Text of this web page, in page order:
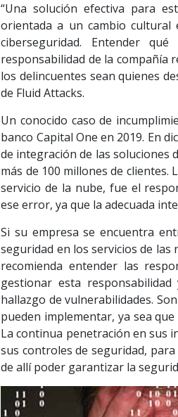
“Una solución efectiva para
orientada a un cambio cultural
ciberseguridad. Entender
responsabilidad de la compañía
los delincuentes sean quienes
de Fluid Attacks.
Un conocido caso de
banco Capital One en 2019. En
de integración de las soluciones
más de 100 millones de
servicio de la nube, fue el
ese error, ya que la adecuada
Si su empresa se encuentra
seguridad en los servicios de las
recomienda entender las
gestionar esta
hallazgo de vulnerabilidades.
pueden implementar, ya sea
La continua penetración en sus
sus controles de seguridad,
de allí poder garantizar la